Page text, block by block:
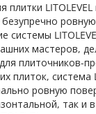
плитки
системы
мастеров,
плиточников-
плиток, система
ровную
так и